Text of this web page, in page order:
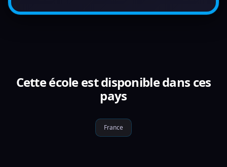
Cette école est disponible dans ces
pays
France